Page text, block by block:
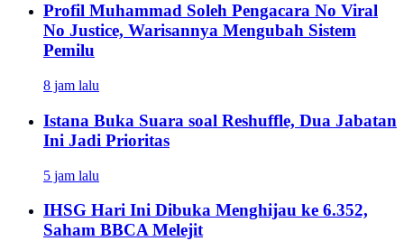
Profil Muhammad Soleh Pengacara No Viral
No Justice, Warisannya Mengubah Sistem
Pemilu
8 jam lalu
Istana Buka Suara soal Reshuffle, Dua Jabatan
Ini Jadi Prioritas
5 jam lalu
IHSG Hari Ini Dibuka Menghijau ke 6.352,
Saham BBCA Melejit